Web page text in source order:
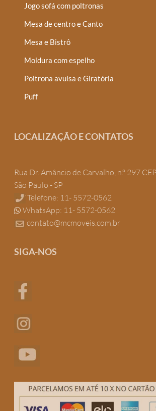
Jogo sofá com poltronas
Mesa de centro e Canto
Mesa e Bistrô
Moldura com espelho
Poltrona avulsa e Giratória
Puff
LOCALIZAÇÃO E CONTATOS
Rua Dr. Amâncio de Carvalho, n.º 297
São Paulo - SP
Telefone: 11- 5572-0562
WhatsApp: 11- 5572-0562
contato@mcmoveis.com.br
SIGA-NOS